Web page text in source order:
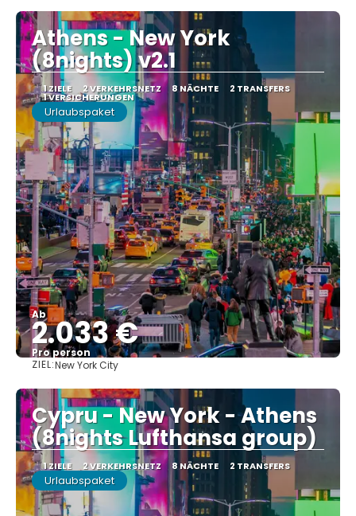
Athens - New York
(8nights) v2.1
1 ZIELE 2 VERKEHRSNETZ 8 NÄCHTE 2 TRANSFERS
1 VERSICHERUNGEN
Urlaubspaket
Ab
2.033 €
Pro person
ZIEL:New York City
Cypru - New York - Athens
(8nights Lufthansa group)
1 ZIELE 2 VERKEHRSNETZ 8 NÄCHTE 2 TRANSFERS
Urlaubspaket